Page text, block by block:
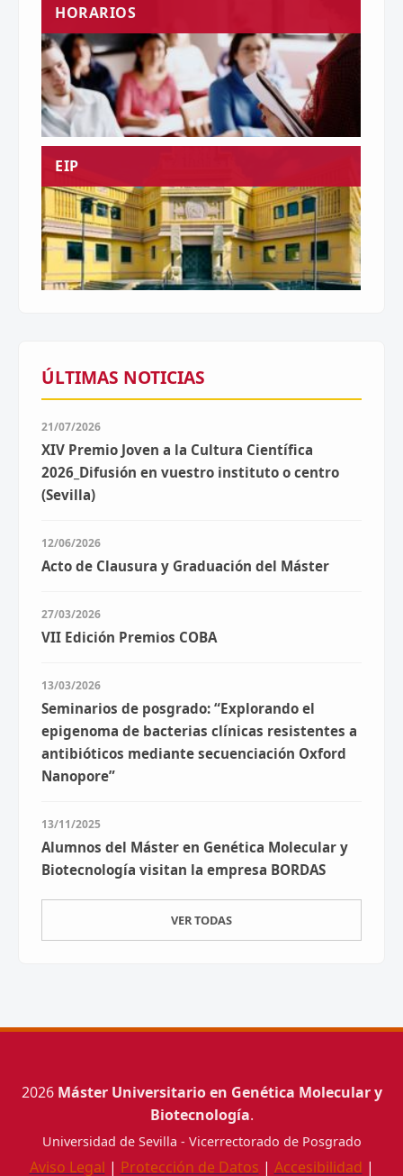
HORARIOS
EIP
ÚLTIMAS NOTICIAS
21/07/2026
XIV Premio Joven a la Cultura Científica
2026_Difusión en vuestro instituto o centro
(Sevilla)
12/06/2026
Acto de Clausura y Graduación del Máster
27/03/2026
VII Edición Premios COBA
13/03/2026
Seminarios de posgrado: “Explorando el
epigenoma de bacterias clínicas resistentes a
antibióticos mediante secuenciación Oxford
Nanopore”
13/11/2025
Alumnos del Máster en Genética Molecular y
Biotecnología visitan la empresa BORDAS
VER TODAS
2026 Máster Universitario en Genética Molecular y
Biotecnología.
Universidad de Sevilla - Vicerrectorado de Posgrado
Aviso Legal | Protección de Datos | Accesibilidad |